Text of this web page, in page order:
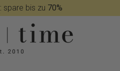
: spare bis zu 70%